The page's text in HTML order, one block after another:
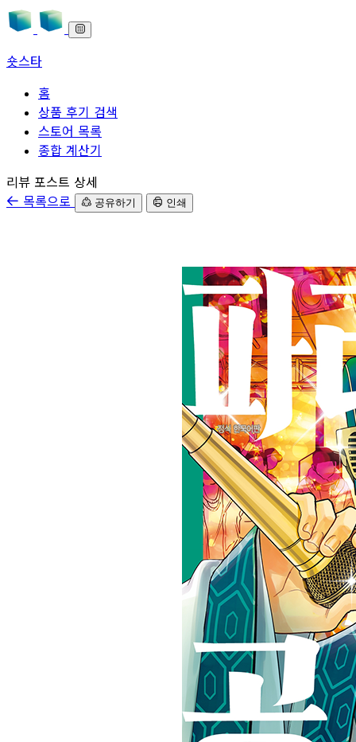
숏스타
홈
상품 후기 검색
스토어 목록
종합 계산기
본문으로 바로가기
리뷰 포스트 상세
목록으로
공유하기 인쇄